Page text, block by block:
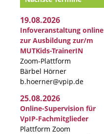
19.08.2026
Infoveranstaltung online
zur Ausbildung zur/m
MUTKids-TrainerIN
Zoom-Plattform
Bärbel Hörner
b.hoerner@vpip.de
25.08.2026
Online-Supervision für
VpIP-Fachmitglieder
Plattform Zoom